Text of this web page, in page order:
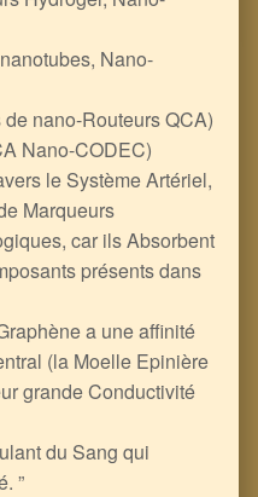
Nano-
nano-Routeurs QCA)
Nano-CODEC)
le Système Artériel,
Marqueurs
car ils Absorbent
présents dans
a une affinité
(la Moelle Epinière
grande Conductivité
du Sang qui
”